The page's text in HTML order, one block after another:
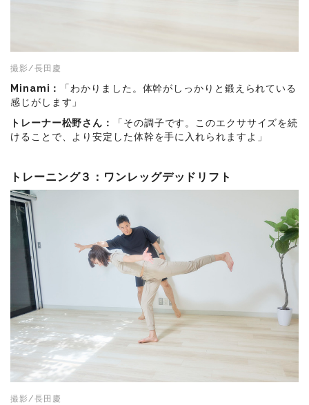
撮影/長田慶
Minami：
「わかりました。体幹がしっかりと鍛えられている
感じがします」
トレーナー松野さん：
「その調子です。このエクササイズを続
けることで、より安定した体幹を手に入れられますよ」
トレーニング３：ワンレッグデッドリフト
撮影/長田慶